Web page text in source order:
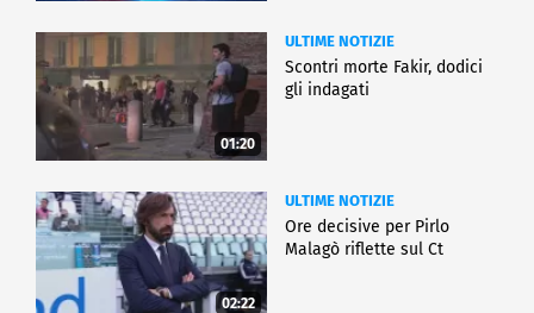
01:20
ULTIME NOTIZIE
Scontri morte Fakir, dodici
gli indagati
02:22
ULTIME NOTIZIE
Ore decisive per Pirlo
Malagò riflette sul Ct